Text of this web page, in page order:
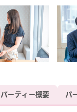
パーティー概要 パ